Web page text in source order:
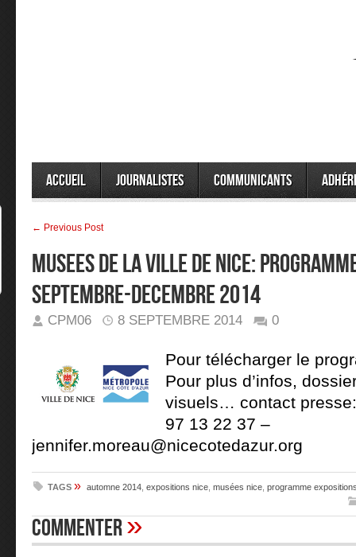
Accueil Journalistes Communicants
← Previous Post
MUSEES DE LA VILLE DE NICE:
SEPTEMBRE-DECEMBRE 2014
CPM06 8 SEPTEMBRE 2014 0
Pour télécharger le
Pour plus d’infos,
visuels… contact
97 13 22 37 –
jennifer.moreau@nicecotedazur.org
TAGS » automne 2014 expositions nice musées nice programme
Commenter»